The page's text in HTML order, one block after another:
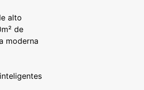
alto
de
moderna